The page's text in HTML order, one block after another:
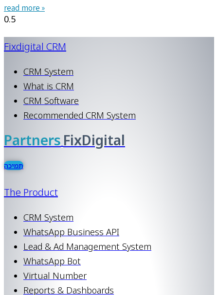
read more »
Fixdigital CRM
CRM System
What is CRM
CRM Software
Recommended CRM System
Partners FixDigital
תמיכה
The Product
CRM System
WhatsApp Business API
Lead & Ad Management System
WhatsApp Bot
Virtual Number
Reports & Dashboards